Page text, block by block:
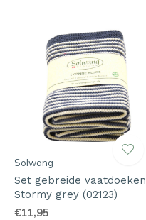
Solwang
Set gebreide vaatdoeken
Stormy grey (02123)
€11,95